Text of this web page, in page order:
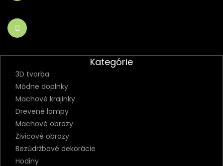
Kategórie
3D tvorba
Módne doplnky
Machové krajinky
Drevené lampy
Machové obrazy
Živicové obrazy
Bezúdržbové dekorácie
Hodiny